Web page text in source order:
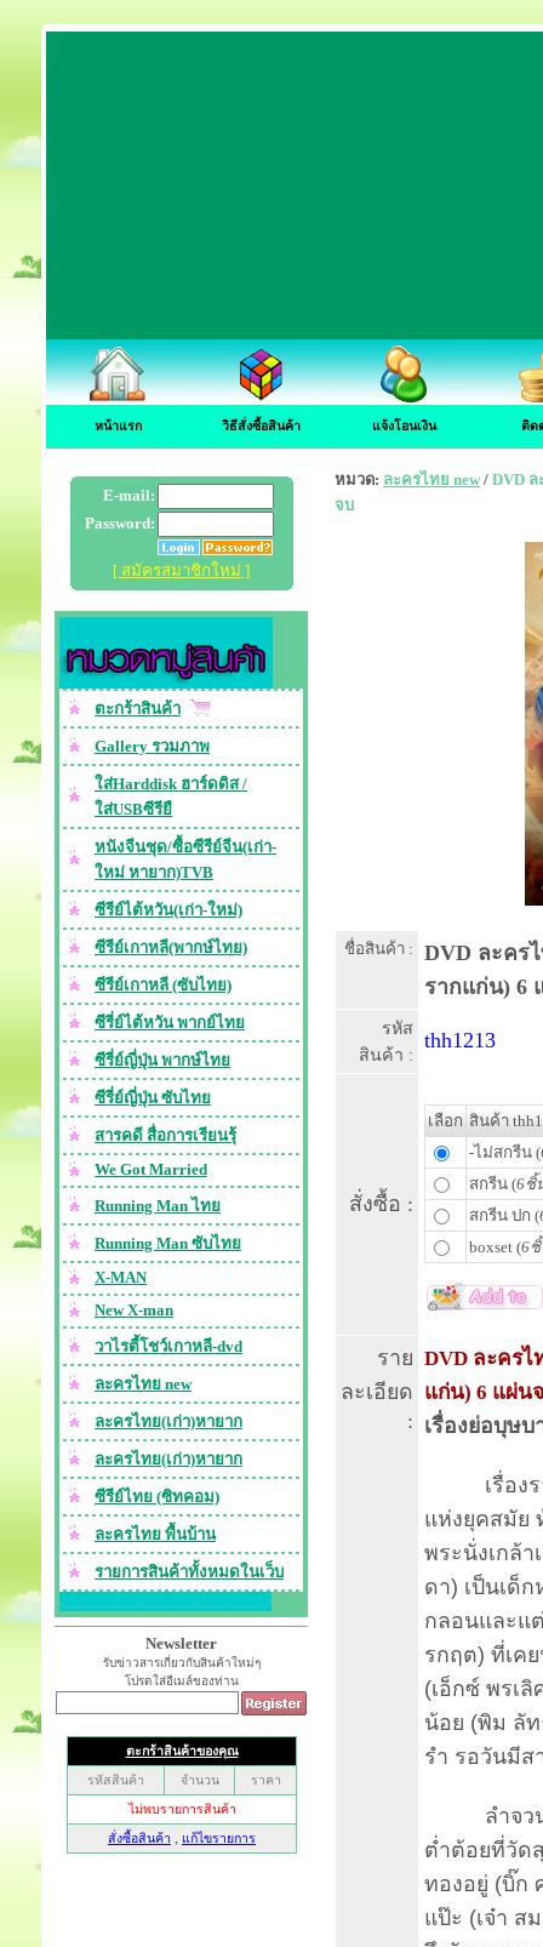
หน้าแรก วิธีสั่งซื้อสินค้า แจ้งโอนเงิน ติด
E-mail:
Password:
[ สมัครสมาชิกใหม่ ]
ตะกร้าสินค้า
Gallery รวมภาพ
ใส่Harddisk ฮาร์ดดิส /
ใส่USBซีรียื
หนังจีนชุด/ซื้อซีรีย์จีน(เก่า-
ใหม่ หายาก)TVB
ซีรีย์ไต้หวัน(เก่า-ใหม่)
ซีรีย์เกาหลี(พากษ์ไทย)
ซีรีย์เกาหลี (ซับไทย)
ซีรี่ย์ไต้หวัน พากย์ไทย
ซีรี่ย์ญี่ปุ่น พากษ์ไทย
ซีรี่ย์ญี่ปุ่น ซับไทย
สารคดี สื่อการเรียนรุ้
We Got Married
Running Man ไทย
Running Man ซับไทย
X-MAN
New X-man
วาไรตี้โชว์เกาหลี-dvd
ละครไทย new
ละครไทย(เก่า)หายาก
ละครไทย(เก่า)หายาก
ซีรีย์ไทย (ซิทคอม)
ละครไทย พื้นบ้าน
รายการสินค้าทั้งหมดในเว็บ
Newsletter
รับข่าวสารเกี่ยวกับสินค้าใหม่ๆ
โปรดใส่อีเมล์ของท่าน
หมวด: ละครไทย new / DVD
จบ
ชื่อสินค้า :
DVD ละคร
รากแก่น) 6
รหัส
สินค้า :
thh1213
สั่งซื้อ :
เลือก สินค้า
-ไม่สกรีน (
สกรีน (6ชิ้
สกรีน ปก (
boxset (6
ราย
ละเอียด
:
DVD ละครไ
แก่น) 6 แผ่น
เรื่องย่อบุษบ
เรื่องราว
แห่งยุคสมัย
พระนั่งเกล้า
ดา) เป็นเด็
กลอนและแ
รกฤต) ที่เค
(เอ็กซ์ พรเ
น้อย (พิม ลั
รำ รอวันมีส
ลำจวนพ
ต่ำต้อยที่วัด
ทองอยู่ (บิ๊ก
แป๊ะ (เจ๋า ส